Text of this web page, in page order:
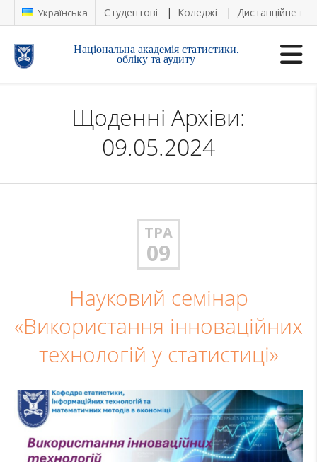
Українська Студентові Коледжі Дистанційне
Національна академія статистики,
обліку та аудиту
Щоденні Архіви:
09.05.2024
ТРА
09
Науковий семінар
«Використання інноваційних
технологій у статистиці»